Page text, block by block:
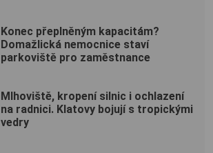
Konec přeplněným kapacitám?
Domažlická nemocnice staví
parkoviště pro zaměstnance
Mlhoviště, kropení silnic i ochlazení
na radnici. Klatovy bojují s tropickými
vedry